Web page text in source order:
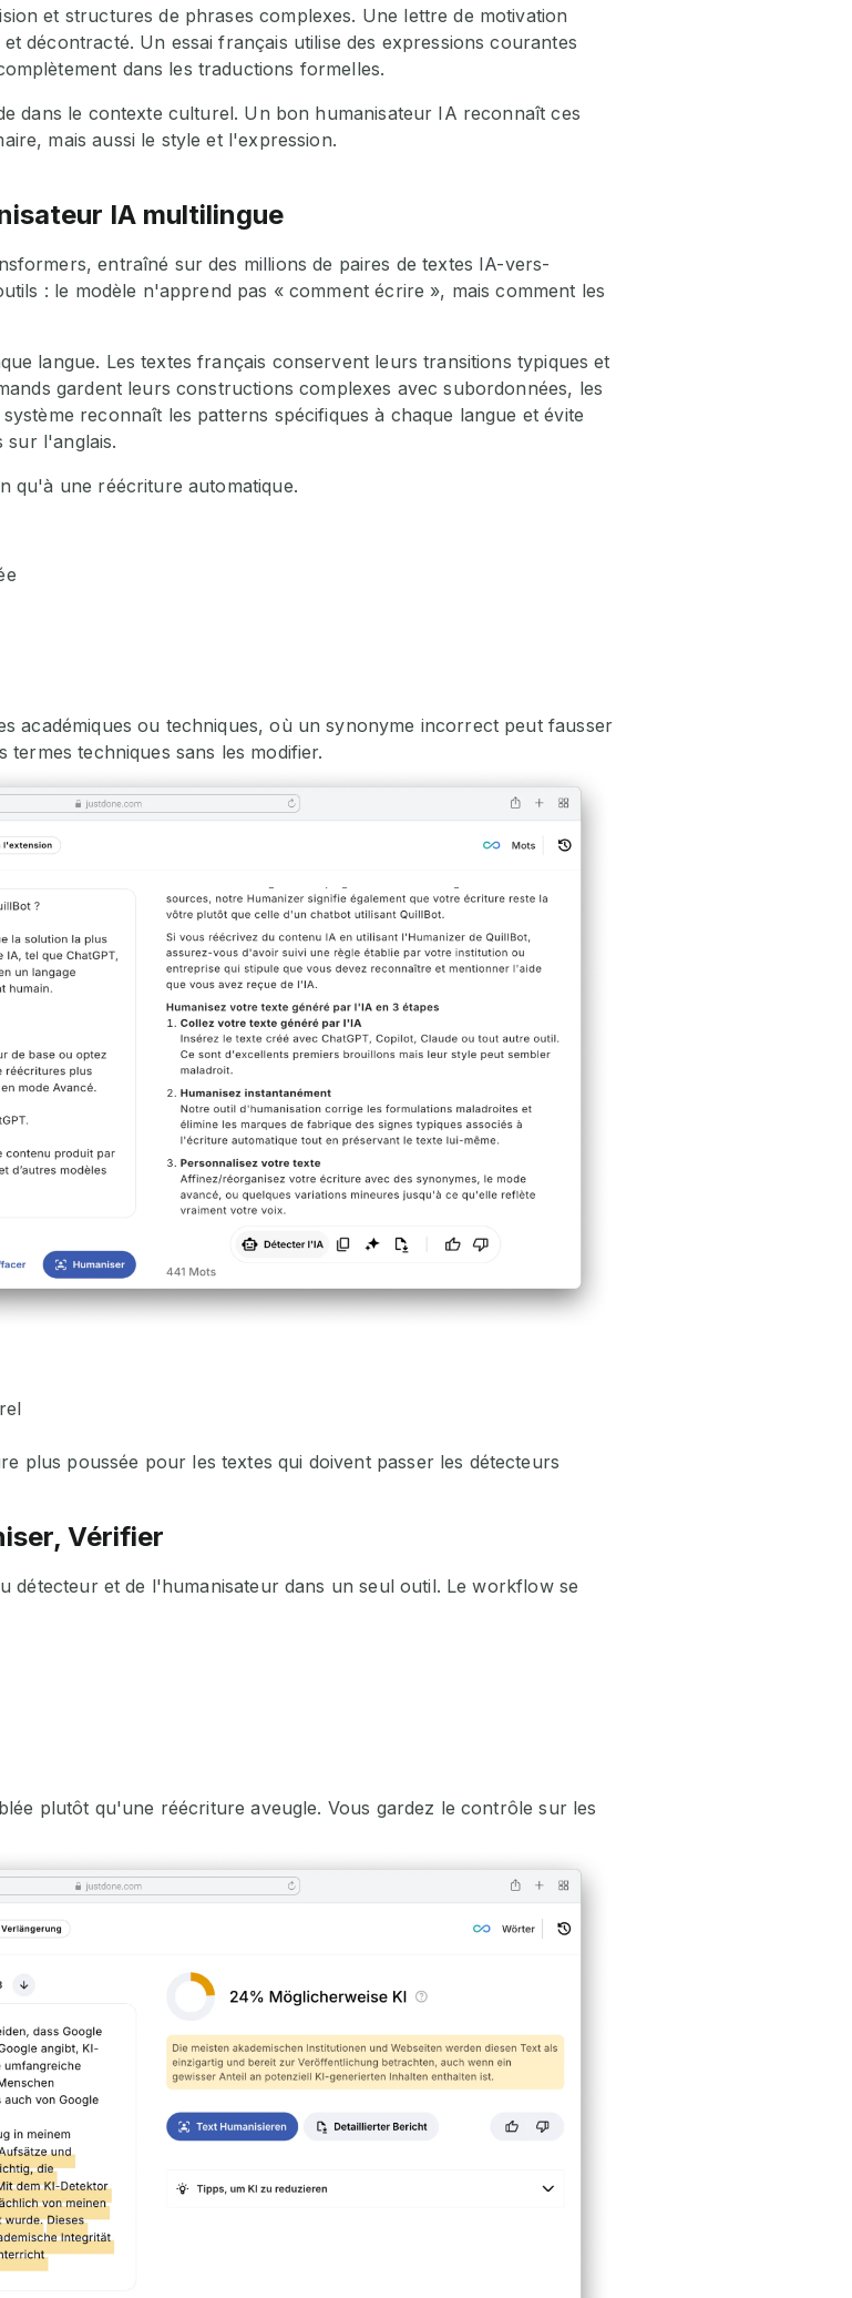
et structures de phrases complexes. Une lettre de motivation
décontracté. Un essai français utilise des expressions courantes
dans les traductions formelles.
dans le contexte culturel. Un bon humanisateur IA reconnaît ces
mais aussi le style et l'expression.
IA multilingue
entraîné sur des millions de paires de textes IA-vers-
: le modèle n'apprend pas « comment écrire », mais comment les
langue. Les textes français conservent leurs transitions typiques et
gardent leurs constructions complexes avec subordonnées, les
reconnaît les patterns spécifiques à chaque langue et évite
sur l'anglais.
qu'à une réécriture automatique.
académiques ou techniques, où un synonyme incorrect peut fausser
techniques sans les modifier.
plus poussée pour les textes qui doivent passer les détecteurs
Vérifier
détecteur et de l'humanisateur dans un seul outil. Le workflow se
plutôt qu'une réécriture aveugle. Vous gardez le contrôle sur les